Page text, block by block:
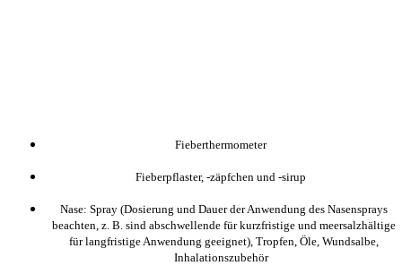
Fieberthermometer
Fieberpflaster, -zäpfchen und -sirup
Nase: Spray (Dosierung und Dauer der Anwendung des Nasensprays
beachten, z. B. sind abschwellende für kurzfristige und meersalzhältige
für langfristige Anwendung geeignet), Tropfen, Öle, Wundsalbe,
Inhalationszubehör